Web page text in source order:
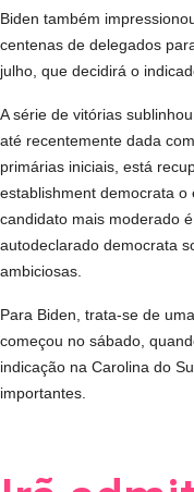
Biden também
centenas de delegados
julho, que decidirá o
A série de vitórias
até recentemente dada
primárias iniciais, está
establishment democrata
candidato mais moderado
autodeclarado democrata
ambiciosas.
Para Biden, trata-se de
começou no sábado,
indicação na Carolina do
importantes.